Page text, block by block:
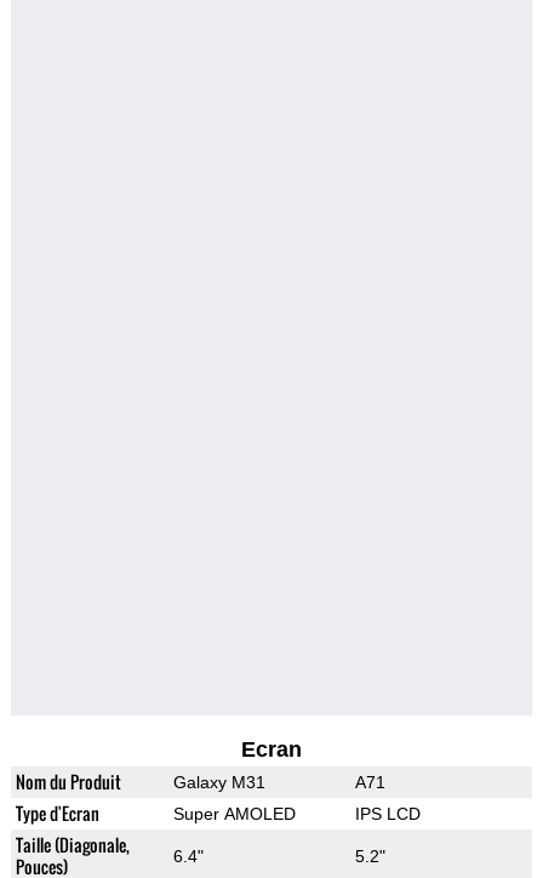
Ecran
Nom du Produit Galaxy M31 A71
Type d'Ecran Super AMOLED IPS LCD
Taille (Diagonale,
Pouces)
6.4" 5.2"